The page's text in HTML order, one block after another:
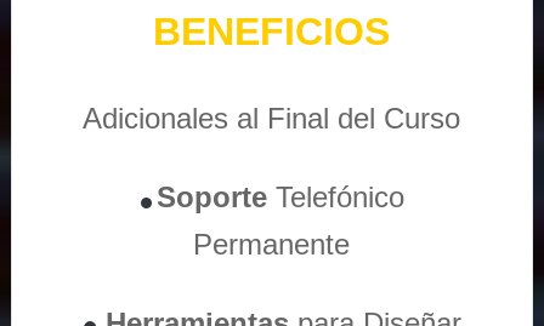
BENEFICIOS
Adicionales al Final del Curso
Soporte Telefónico
Permanente